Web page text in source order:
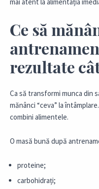
Ce să
rezultate
Ca să transformi munca din
mănânci “ceva” la
combini alimentele.
O masă bună după
proteine;
carbohidrați;